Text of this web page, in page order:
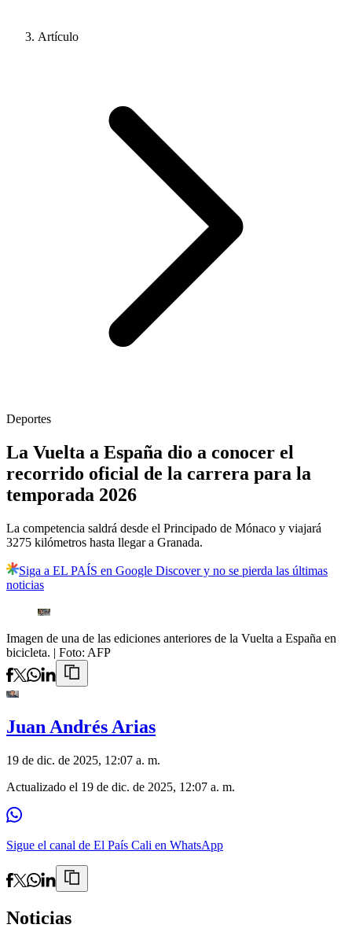
Artículo
Deportes
La Vuelta a España dio a conocer el
recorrido oficial de la carrera para la
temporada 2026
La competencia saldrá desde el Principado de Mónaco y viajará
3275 kilómetros hasta llegar a Granada.
Siga a EL PAÍS en Google Discover y no se pierda las últimas
noticias
Imagen de una de las ediciones anteriores de la Vuelta a España en
bicicleta. | Foto: AFP
Juan Andrés Arias
19 de dic. de 2025, 12:07 a. m.
Actualizado el 19 de dic. de 2025, 12:07 a. m.
Sigue el canal de El País Cali en WhatsApp
Noticias